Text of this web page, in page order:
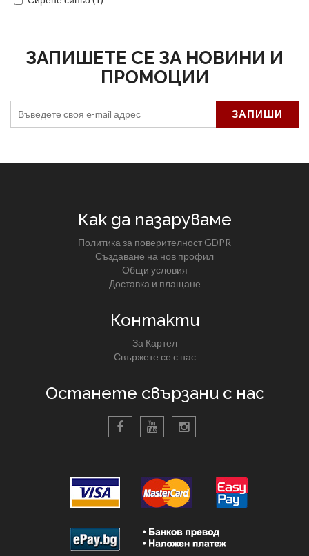
ЗАПИШЕТЕ СЕ ЗА НОВИНИ И
ПРОМОЦИИ
Как да пазаруваме
Политика за поверителност GDPR
Създаване на нов профил
Общи условия
Доставка и плащане
Контакти
За Картел
Свържете се с нас
Останете свързани с нас